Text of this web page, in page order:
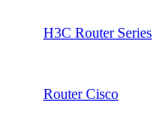
H3C Router Series
Router Cisco